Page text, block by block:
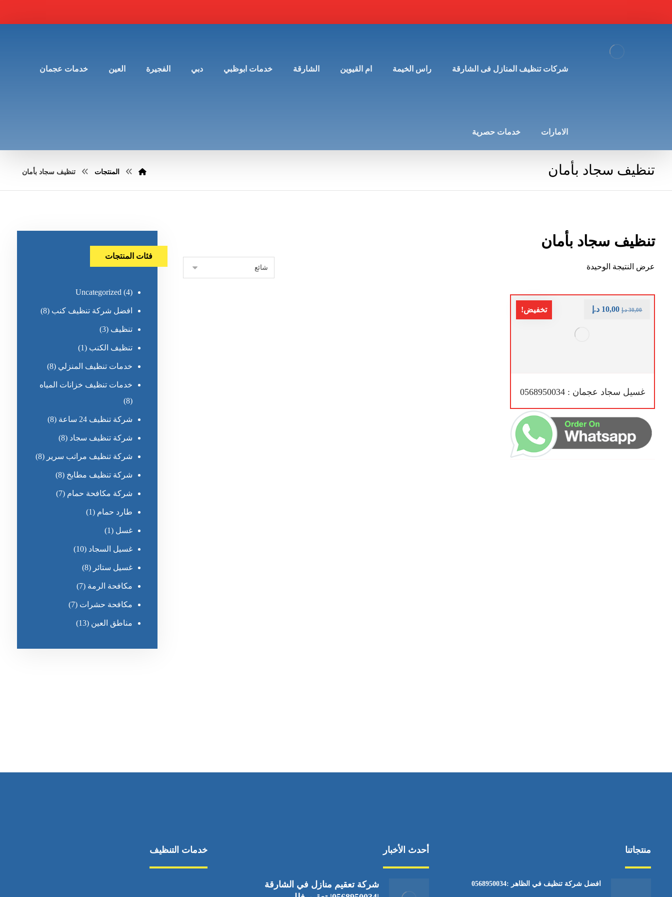
شركات تنظيف المنازل فى الشارقة راس الخيمة ام القيوين الشارقة خدمات ابوظبي دبي الفجيرة العين خدمات عجمان
الامارات خدمات حصرية
تنظيف سجاد بأمان المنتجات تنظيف سجاد بأمان
تنظيف سجاد بأمان
عرض النتيجة الوحيدة
تخفيض!
غسيل سجاد عجمان : 0568950034
30,00 د.إ 10,00 د.إ
فئات المنتجات
Uncategorized (4)
افضل شركة تنظيف كنب (8)
تنظيف (3)
تنظيف الكنب (1)
خدمات تنظيف المنزلي (8)
خدمات تنظيف خزانات المياه
(8)
شركة تنظيف 24 ساعة (8)
شركة تنظيف سجاد (8)
شركة تنظيف مراتب سرير (8)
شركة تنظيف مطابخ (8)
شركة مكافحة حمام (7)
طارد حمام (1)
غسل (1)
غسيل السجاد (10)
غسيل ستائر (8)
مكافحة الرمة (7)
مكافحة حشرات (7)
مناطق العين (13)
منتجاتنا
افضل شركة تنظيف في الظاهر :0568950034
أحدث الأخبار
شركة تعقيم منازل في الشارقة
خدمات التنظيف